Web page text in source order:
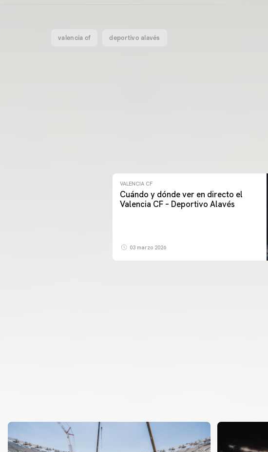
valencia cf deportivo alavés
VALENCIA CF
Cuándo y dónde ver en directo el
Valencia CF – Deportivo Alavés
03 marzo 2026